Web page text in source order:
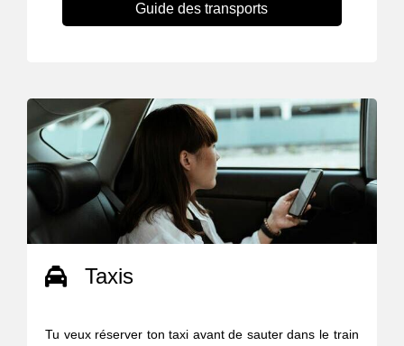
Guide des transports
Taxis
Tu veux réserver ton taxi avant de sauter dans le train